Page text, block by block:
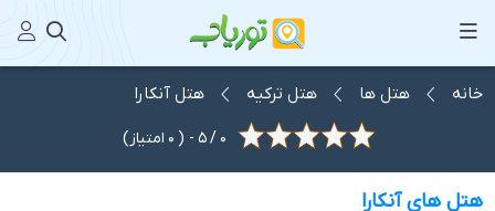
خانه هتل ها هتل ترکیه هتل آنکارا
0
/
5
- (
0 امتیاز)
هتل های آنکارا